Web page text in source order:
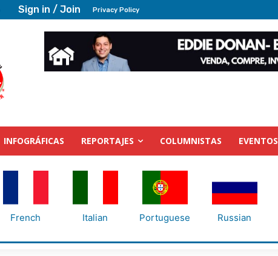
Sign in / Join Privacy Policy
INFOGRÁFICAS REPORTAJES COLUMNISTAS EVENTOS
French Italian Portuguese Russian